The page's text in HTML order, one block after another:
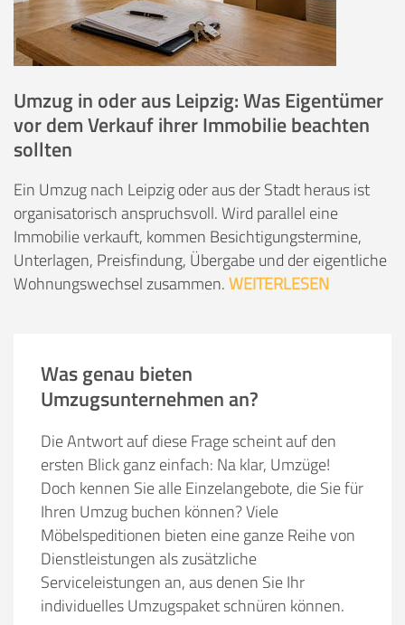
Umzug in oder aus Leipzig: Was Eigentümer
vor dem Verkauf ihrer Immobilie beachten
sollten
Ein Umzug nach Leipzig oder aus der Stadt heraus ist
organisatorisch anspruchsvoll. Wird parallel eine
Immobilie verkauft, kommen Besichtigungstermine,
Unterlagen, Preisfindung, Übergabe und der eigentliche
Wohnungswechsel zusammen.WEITERLESEN
Was genau bieten
Umzugsunternehmen an?
Die Antwort auf diese Frage scheint auf den
ersten Blick ganz einfach: Na klar, Umzüge!
Doch kennen Sie alle Einzelangebote, die Sie für
Ihren Umzug buchen können? Viele
Möbelspeditionen bieten eine ganze Reihe von
Dienstleistungen als zusätzliche
Serviceleistungen an, aus denen Sie Ihr
individuelles Umzugspaket schnüren können.